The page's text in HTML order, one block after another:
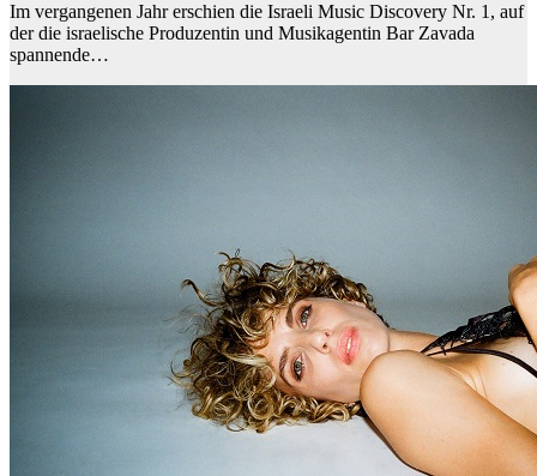
Im vergangenen Jahr erschien die Israeli Music Discovery Nr. 1, auf
der die israelische Produzentin und Musikagentin Bar Zavada
spannende…